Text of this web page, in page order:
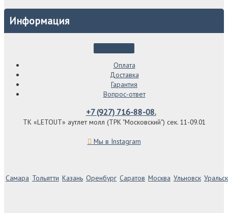
Информация
Оплата
Доставка
Гарантия
Вопрос-ответ
+7 (927) 716-88-08.
ТК «LETOUT» аутлет молл (ТРК "Московский") сек. 11-09.01
Мы в Instagram
Самара Тольятти Казань Оренбург Саратов Москва Ульновск Уральск